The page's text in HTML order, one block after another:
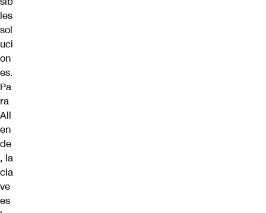
les
sol
uci
on
es.
Pa
ra
All
en
de
, la
cla
ve
es